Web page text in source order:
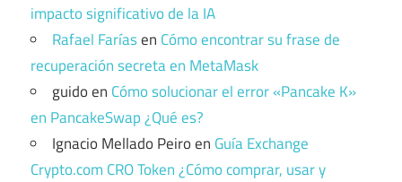
impacto significativo de la IA
Rafael Faríasen Cómo encontrar su frase de
recuperación secreta en MetaMask
guidoen Cómo solucionar el error «Pancake K»
en PancakeSwap ¿Qué es?
Ignacio Mellado Peiroen Guía Exchange
Crypto.com CRO Token ¿Cómo comprar, usar y